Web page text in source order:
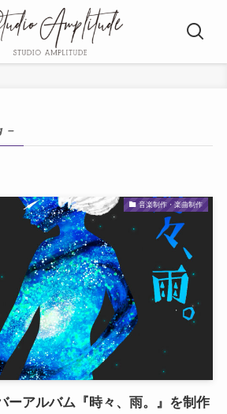
–
音楽制作・楽曲制作
ーアルバム『時々、雨。』を制作